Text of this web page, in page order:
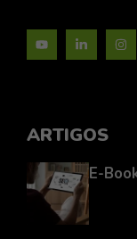
ARTIGOS
E-